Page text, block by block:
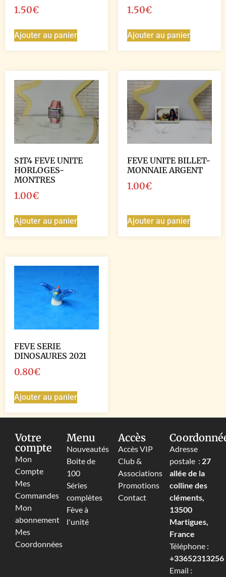
1.50€
Ajouter au panier
1.50€
Ajouter au panier
S1T4 FEVE UNITE
HORLOGES-
MONTRES
1.00€
Ajouter au panier
FEVE UNITE BILLET-
MONNAIE ARGENT
1.00€
Ajouter au panier
FEVE SERIE
DINOSAURES 2021
0.80€
Ajouter au panier
Votre
compte
Mon
Compte
Mes
Commandes
Mon
abonnement
Mes
Coordonnées
Menu
Nouveautés
Boite de
100
Séries
complètes
Fève à
l'unité
Accès
Accès VIP
Club &
Associations
Promotions
Contact
Adresse
postale : 27
allée de la
colline des
cléments,
13500
Martigues,
France
Téléphone :
+33652313256‬
Email :